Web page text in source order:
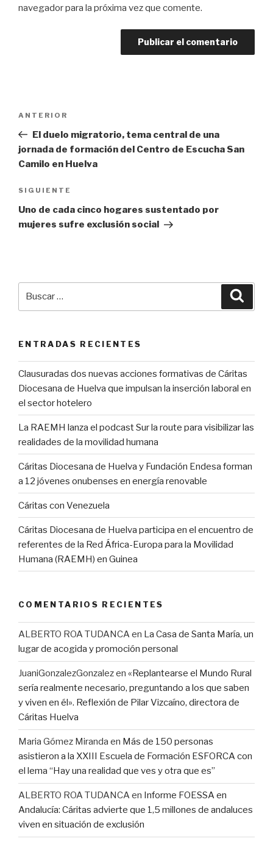
navegador para la próxima vez que comente.
entradas
Entrada
anterior:
ANTERIOR
El duelo migratorio, tema central de una
jornada de formación del Centro de Escucha San
Camilo en Huelva
Siguiente
entrada
SIGUIENTE
Uno de cada cinco hogares sustentado por
mujeres sufre exclusión social
ENTRADAS RECIENTES
Clausuradas dos nuevas acciones formativas de Cáritas
Diocesana de Huelva que impulsan la inserción laboral en
el sector hotelero
La RAEMH lanza el podcast Sur la route para visibilizar las
realidades de la movilidad humana
Cáritas Diocesana de Huelva y Fundación Endesa forman
a 12 jóvenes onubenses en energía renovable
Cáritas con Venezuela
Cáritas Diocesana de Huelva participa en el encuentro de
referentes de la Red África-Europa para la Movilidad
Humana (RAEMH) en Guinea
COMENTARIOS RECIENTES
ALBERTO ROA TUDANCAen La Casa de Santa María, un
lugar de acogida y promoción personal
JuaniGonzalezGonzalezen «Replantearse el Mundo Rural
sería realmente necesario, preguntando a los que saben
y viven en él». Reflexión de Pilar Vizcaíno, directora de
Cáritas Huelva
Maria Gómez Miranda en Más de 150 personas
asistieron a la XXIII Escuela de Formación ESFORCA con
el lema “Hay una realidad que ves y otra que es”
ALBERTO ROA TUDANCAen Informe FOESSA en
Andalucía: Cáritas advierte que 1,5 millones de andaluces
viven en situación de exclusión